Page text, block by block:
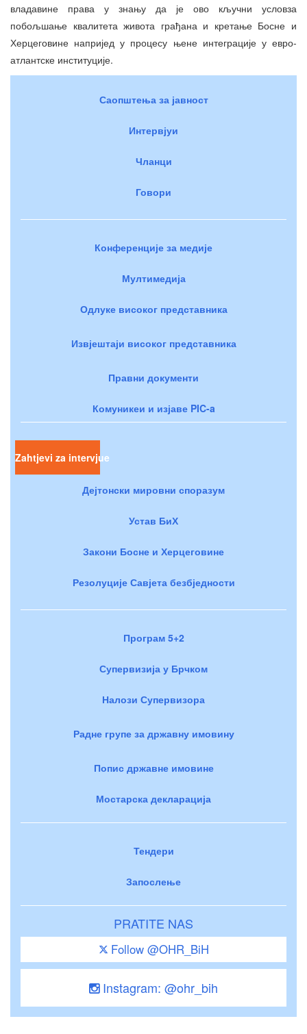
владавине права у знању да је ово кључни условза
побољшање квалитета живота грађана и кретање Босне и
Херцеговине напријед у процесу њене интеграције у евро-
атлантске институције.
Саопштења за јавност
Интервјуи
Чланци
Говори
Конференције за медије
Мултимедија
Одлуке високог представника
Извјештаји високог представника
Правни документи
Комуникеи и изјаве PIC-a
Zahtjevi za intervjue
Дејтонски мировни споразум
Устав БиХ
Закони Босне и Херцеговине
Резолуције Савјета безбједности
Програм 5+2
Супервизија у Брчком
Налози Супервизора
Радне групе за државну имовину
Попис државне имовине
Мостарска декларација
Тендери
Запослење
PRATITE NAS
Follow @OHR_BiH
Instagram: @ohr_bih